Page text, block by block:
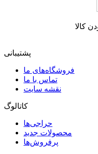
کالا
پشتیبانی
فروشگاه‌های ما
تماس با ما
نقشه سایت
کاتالوگ
حراجی‌ها
محصولات جدید
پرفروش‌ها